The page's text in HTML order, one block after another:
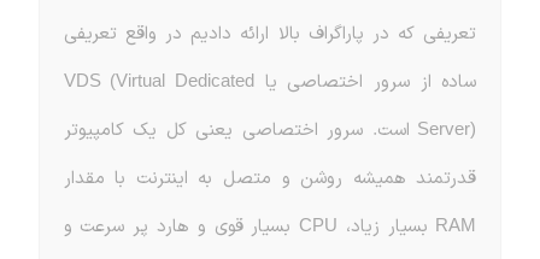
تعریفی که در پاراگراف بالا ارائه دادیم در واقع تعریفی
ساده از سرور اختصاصی یا VDS (Virtual Dedicated
Server) است. سرور اختصاصی یعنی کل یک کامپیوتر
قدرتمند همیشه روشن و متصل به اینترنت با مقدار
RAM بسیار زیاد، CPU بسیار قوی و هارد پر سرعت و